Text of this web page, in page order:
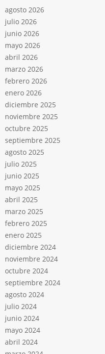
agosto 2026
julio 2026
junio 2026
mayo 2026
abril 2026
marzo 2026
febrero 2026
enero 2026
diciembre 2025
noviembre 2025
octubre 2025
septiembre 2025
agosto 2025
julio 2025
junio 2025
mayo 2025
abril 2025
marzo 2025
febrero 2025
enero 2025
diciembre 2024
noviembre 2024
octubre 2024
septiembre 2024
agosto 2024
julio 2024
junio 2024
mayo 2024
abril 2024